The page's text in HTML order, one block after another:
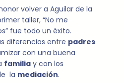
volver a Aguilar de la
taller, “No me
fue todo un éxito.
diferencias entre padres
con una buena
familia y con los
la mediación.